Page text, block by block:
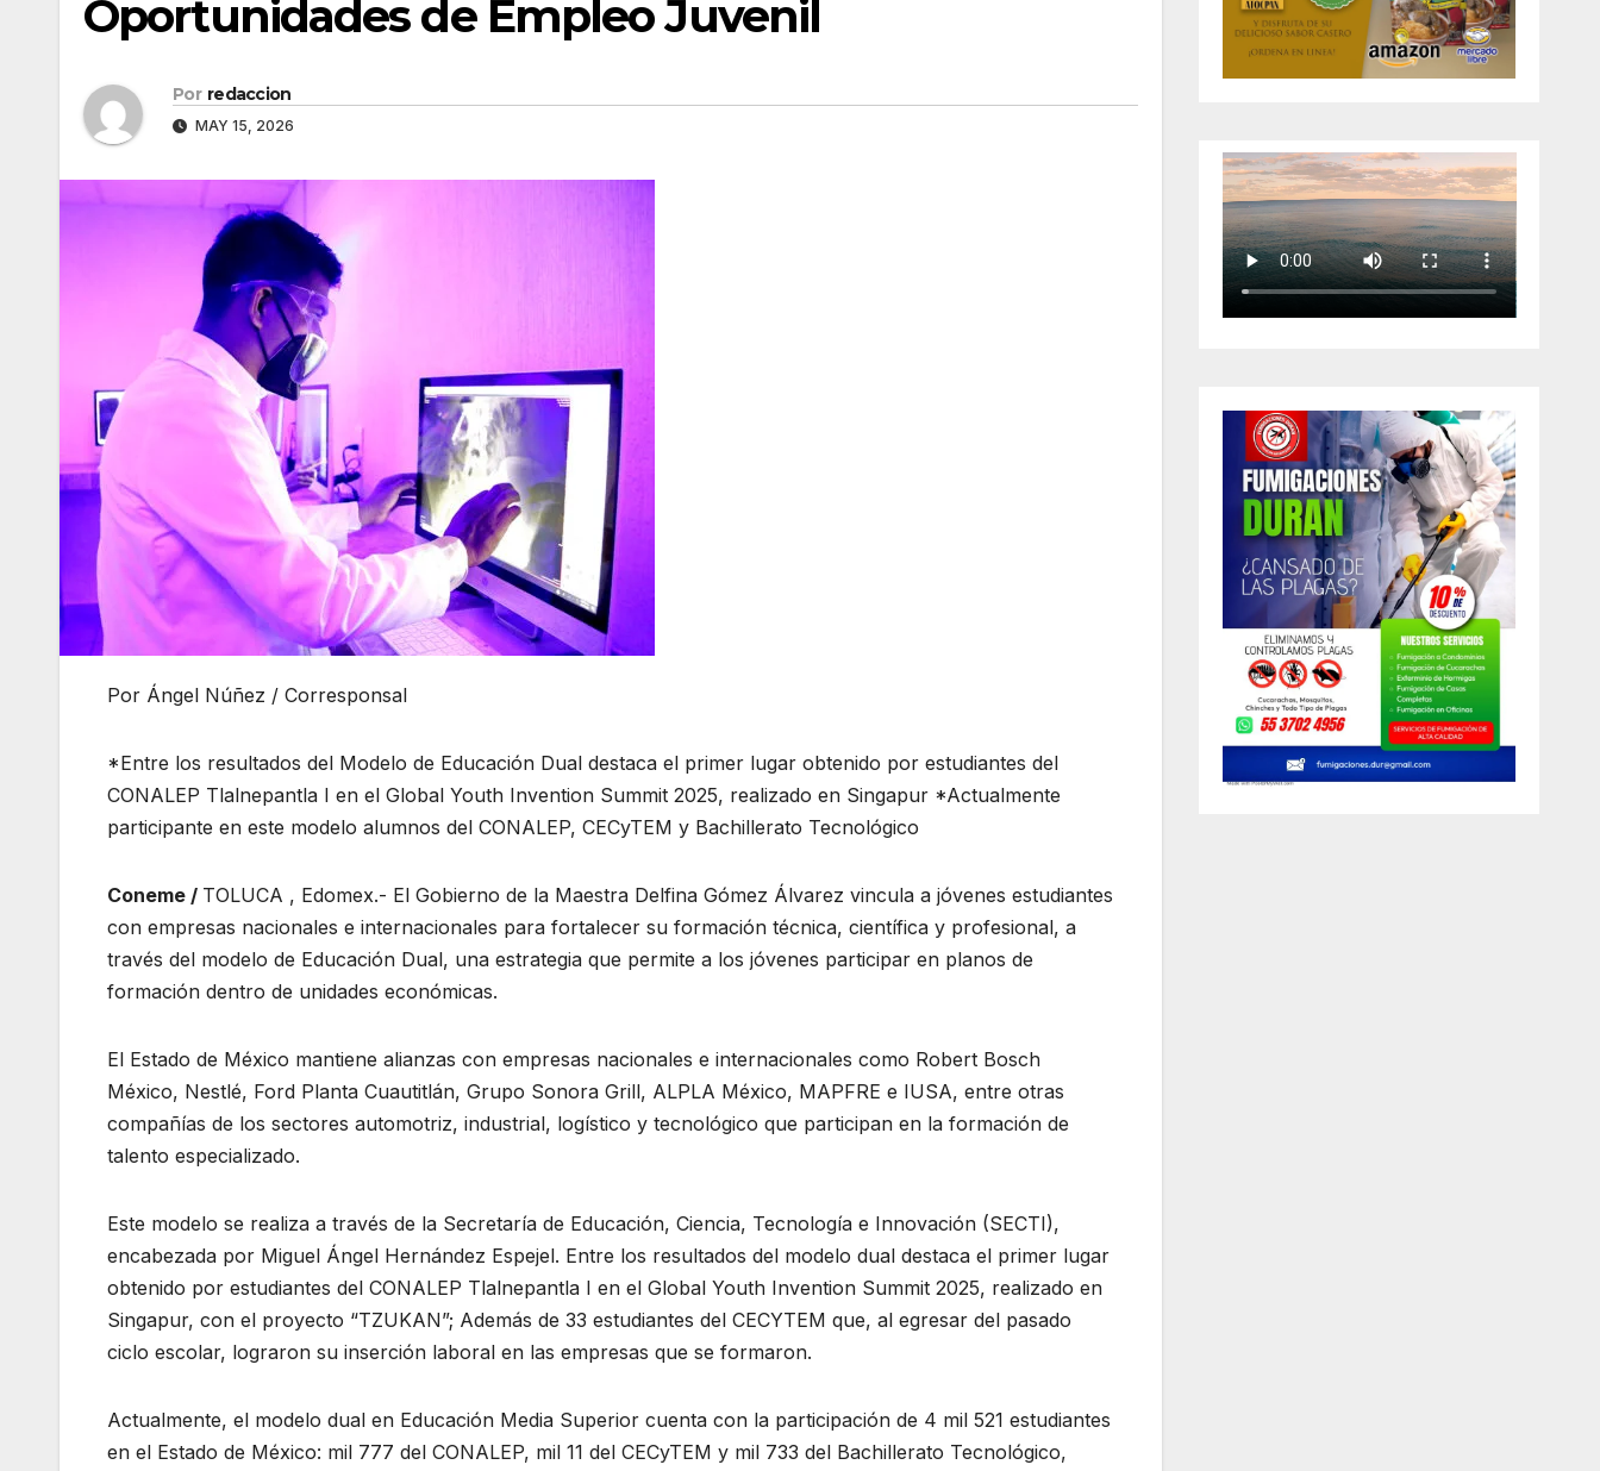
Oportunidades de Empleo Juvenil
Por redaccion
MAY 15, 2026
Por Ángel Núñez / Corresponsal
*Entre los resultados del Modelo de Educación Dual destaca el primer lugar obtenido por estudiantes del
CONALEP Tlalnepantla I en el Global Youth Invention Summit 2025, realizado en Singapur *Actualmente
participante en este modelo alumnos del CONALEP, CECyTEM y Bachillerato Tecnológico
Coneme / TOLUCA , Edomex.- El Gobierno de la Maestra Delfina Gómez Álvarez vincula a jóvenes estudiantes
con empresas nacionales e internacionales para fortalecer su formación técnica, científica y profesional, a
través del modelo de Educación Dual, una estrategia que permite a los jóvenes participar en planos de
formación dentro de unidades económicas.
El Estado de México mantiene alianzas con empresas nacionales e internacionales como Robert Bosch
México, Nestlé, Ford Planta Cuautitlán, Grupo Sonora Grill, ALPLA México, MAPFRE e IUSA, entre otras
compañías de los sectores automotriz, industrial, logístico y tecnológico que participan en la formación de
talento especializado.
Este modelo se realiza a través de la Secretaría de Educación, Ciencia, Tecnología e Innovación (SECTI),
encabezada por Miguel Ángel Hernández Espejel. Entre los resultados del modelo dual destaca el primer lugar
obtenido por estudiantes del CONALEP Tlalnepantla I en el Global Youth Invention Summit 2025, realizado en
Singapur, con el proyecto “TZUKAN”; Además de 33 estudiantes del CECYTEM que, al egresar del pasado
ciclo escolar, lograron su inserción laboral en las empresas que se formaron.
Actualmente, el modelo dual en Educación Media Superior cuenta con la participación de 4 mil 521 estudiantes
en el Estado de México: mil 777 del CONALEP, mil 11 del CECyTEM y mil 733 del Bachillerato Tecnológico,